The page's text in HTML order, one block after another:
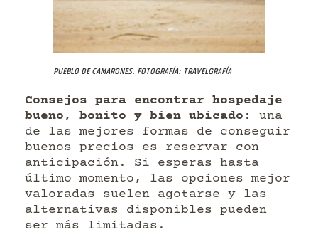
Pueblo de Camarones. Fotografía: Travelgrafía
Consejos para encontrar hospedaje
bueno, bonito y bien ubicado : una
de las mejores formas de conseguir
buenos precios es reservar con
anticipación. Si esperas hasta
último momento, las opciones mejor
valoradas suelen agotarse y las
alternativas disponibles pueden
ser más limitadas.